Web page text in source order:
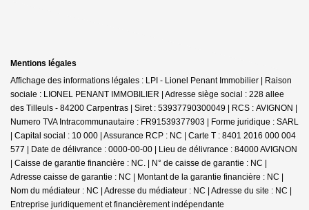
Mentions légales
Affichage des informations légales : LPI - Lionel Penant Immobilier | Raison
sociale : LIONEL PENANT IMMOBILIER | Adresse siège social : 228 allee
des Tilleuls - 84200 Carpentras | Siret : 53937790300049 | RCS : AVIGNON |
Numero TVA Intracommunautaire : FR91539377903 | Forme juridique : SARL
| Capital social : 10 000 | Assurance RCP : NC | Carte T : 8401 2016 000 004
577 | Date de délivrance : 0000-00-00 | Lieu de délivrance : 84000 AVIGNON
| Caisse de garantie financière : NC. | N° de caisse de garantie : NC |
Adresse caisse de garantie : NC | Montant de la garantie financière : NC |
Nom du médiateur : NC | Adresse du médiateur : NC | Adresse du site : NC |
Entreprise juridiquement et financièrement indépendante